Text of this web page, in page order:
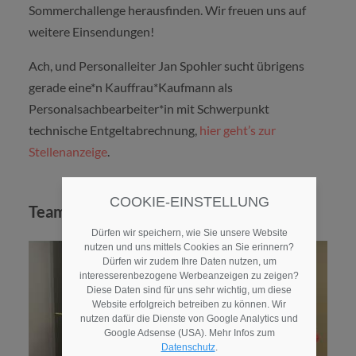
Sommerchallenge herausfinden. Wir freuen uns auf
weitere Einsendungen!
Ach, und Personalleiter Jan Spohler sucht übrigens
gerade eine*n Kauffrau*Kaufmann als
Personalsachbearbeiter*in mit Schwerpunkt
technische Entgeltabrechnung, hier geht’s zur
Stellenanzeige.
Team Pneumologische Ambulanz
COOKIE-EINSTELLUNG
Dürfen wir speichern, wie Sie unsere Website
nutzen und uns mittels Cookies an Sie erinnern?
Dürfen wir zudem Ihre Daten nutzen, um
interesserenbezogene Werbeanzeigen zu zeigen?
Diese Daten sind für uns sehr wichtig, um diese
Website erfolgreich betreiben zu können. Wir
nutzen dafür die Dienste von Google Analytics und
Google Adsense (USA). Mehr Infos zum
Datenschutz.